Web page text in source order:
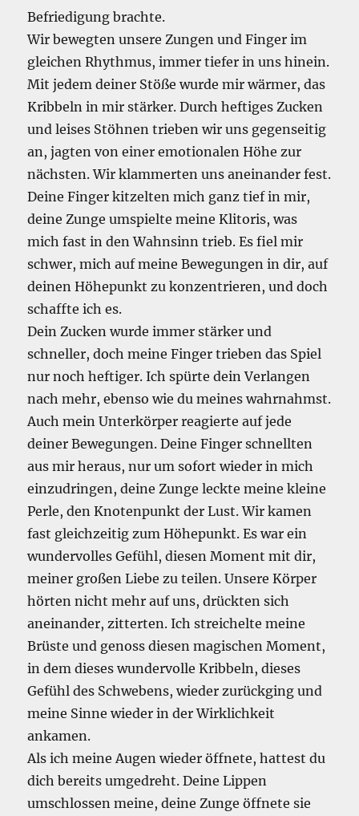
Befriedigung brachte.
Wir bewegten unsere Zungen und Finger im
gleichen Rhythmus, immer tiefer in uns hinein.
Mit jedem deiner Stöße wurde mir wärmer, das
Kribbeln in mir stärker. Durch heftiges Zucken
und leises Stöhnen trieben wir uns gegenseitig
an, jagten von einer emotionalen Höhe zur
nächsten. Wir klammerten uns aneinander fest.
Deine Finger kitzelten mich ganz tief in mir,
deine Zunge umspielte meine Klitoris, was
mich fast in den Wahnsinn trieb. Es fiel mir
schwer, mich auf meine Bewegungen in dir, auf
deinen Höhepunkt zu konzentrieren, und doch
schaffte ich es.
Dein Zucken wurde immer stärker und
schneller, doch meine Finger trieben das Spiel
nur noch heftiger. Ich spürte dein Verlangen
nach mehr, ebenso wie du meines wahrnahmst.
Auch mein Unterkörper reagierte auf jede
deiner Bewegungen. Deine Finger schnellten
aus mir heraus, nur um sofort wieder in mich
einzudringen, deine Zunge leckte meine kleine
Perle, den Knotenpunkt der Lust. Wir kamen
fast gleichzeitig zum Höhepunkt. Es war ein
wundervolles Gefühl, diesen Moment mit dir,
meiner großen Liebe zu teilen. Unsere Körper
hörten nicht mehr auf uns, drückten sich
aneinander, zitterten. Ich streichelte meine
Brüste und genoss diesen magischen Moment,
in dem dieses wundervolle Kribbeln, dieses
Gefühl des Schwebens, wieder zurückging und
meine Sinne wieder in der Wirklichkeit
ankamen.
Als ich meine Augen wieder öffnete, hattest du
dich bereits umgedreht. Deine Lippen
umschlossen meine, deine Zunge öffnete sie